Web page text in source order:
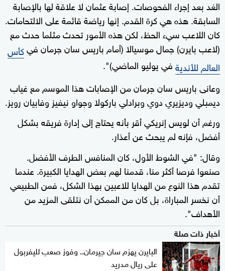
الغد بعد إجراء الفحوصات. إصابة عثمان لا علاقة لها بالإصابة
السابقة. هذه هي كرة القدم. إنها رياضة قائمة على الالتحامات.
كان اللاعب سيء الحظ، لكن هذه الأمور تحدث مثلما حدث مع
(لاعب بايرن) جمال موسيالا (أمام باريس سان جرمان فيكأس
العالم للأنديةفي يوليو الماضي)".
وعانى باريس سان جرمان من الإصابات هذا الموسم مع غياب
ديمبلي وديزيري دوي وبرادلي باركولا وجواو نيفيز وفابيان رويز.
ورغم أن لويس إنريكي أقر بأنه يحتاج إلى إدارة فريقه بشكل
أفضل، فإنه لم يبحث عن أعذار.
وقال: "في الشوط الأول، كان المنافس الطرف الأفضل.
صنعوا فرصا أكثر منا، قدمنا لهم بعض الهدايا الكبيرة. عندما
تقدم هذا النوع من الهدايا للاعبين بهذا الشكل، فمن الطبيعي
أن نخسر المباراة، بل كان من الممكن أن نتلقى المزيد من
الأهداف".
أخبار ذات صلة
البايرن يهزم سان جيرمان.. وفوز صعب لليفربول
على ريال مدريد